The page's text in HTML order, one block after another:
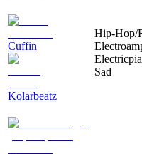
Cuffin
Kolarbeatz
Hip-Hop/
Sad